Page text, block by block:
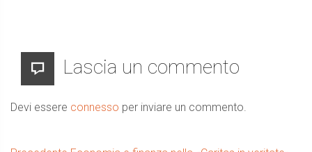
Lascia un commento
Devi essere connesso per inviare un commento.